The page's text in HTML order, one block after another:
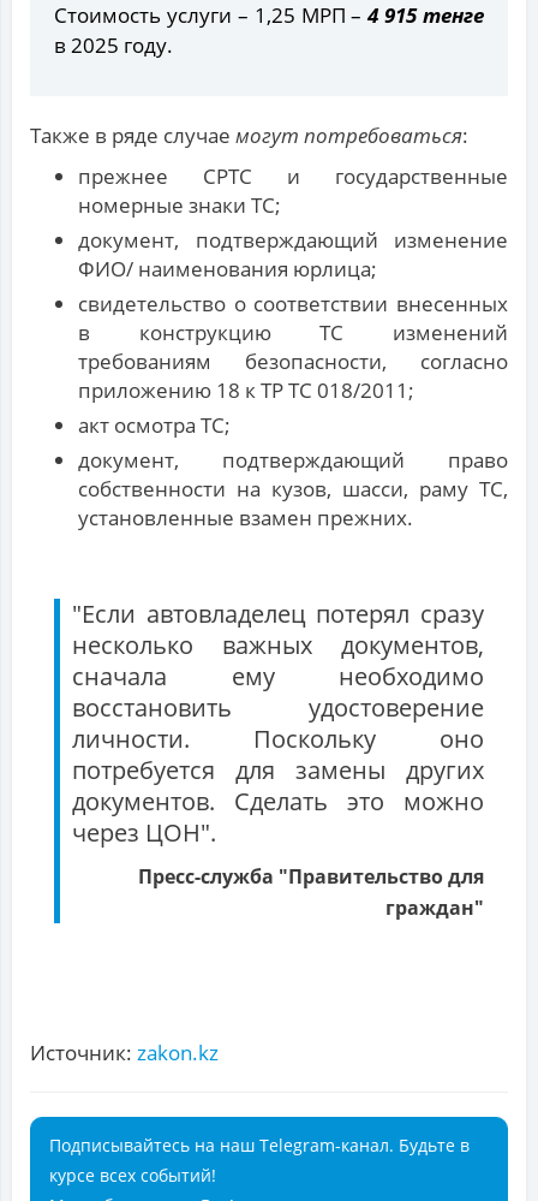
Стоимость услуги – 1,25 МРП –4 915 тенге
в 2025 году.
Также в ряде случае могут потребоваться:
прежнее СРТС и государственные
номерные знаки ТС;
документ, подтверждающий изменение
ФИО/ наименования юрлица;
свидетельство о соответствии внесенных
в конструкцию ТС изменений
требованиям безопасности, согласно
приложению 18 к ТР ТС 018/2011;
акт осмотра ТС;
документ, подтверждающий право
собственности на кузов, шасси, раму ТС,
установленные взамен прежних.
"Если автовладелец потерял сразу
несколько важных документов,
сначала ему необходимо
восстановить удостоверение
личности. Поскольку оно
потребуется для замены других
документов. Сделать это можно
через ЦОН".
Пресс-служба "Правительство для
граждан"
Источник: zakon.kz
Подписывайтесь на наш Telegram-канал. Будьте в
курсе всех событий!